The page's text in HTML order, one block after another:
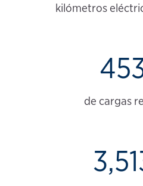
kilómetros
de cargas